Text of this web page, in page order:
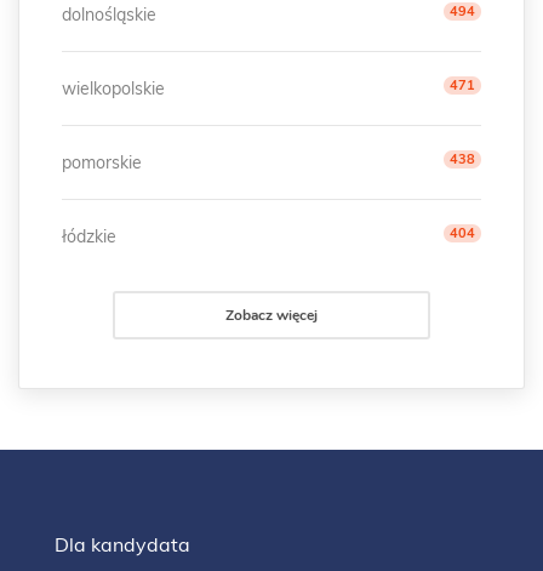
dolnośląskie 494
wielkopolskie 471
pomorskie 438
łódzkie 404
Zobacz więcej
Dla kandydata